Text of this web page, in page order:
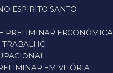
ESPIRITO SANTO
PRELIMINAR ERGONÔMICA
TRABALHO
EM VITÓRIA